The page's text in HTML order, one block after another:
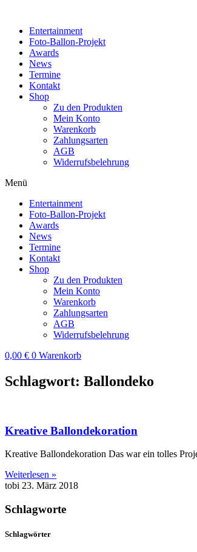
wechselnEntertainment
Foto-Ballon-Projekt
Awards
News
Termine
Kontakt
Shop
Zu den Produkten
Mein Konto
Warenkorb
Zahlungsarten
AGB
Widerrufsbelehrung
Menü
Entertainment
Foto-Ballon-Projekt
Awards
News
Termine
Kontakt
Shop
Zu den Produkten
Mein Konto
Warenkorb
Zahlungsarten
AGB
Widerrufsbelehrung
0,00 € 0 Warenkorb
Schlagwort: Ballondeko
Kreative Ballondekoration
Kreative Ballondekoration Das war ein tolles
Weiterlesen »
tobi 23. März 2018
Schlagworte
Schlagwörter